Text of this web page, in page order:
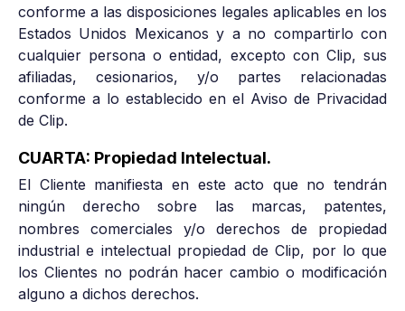
conforme a las disposiciones legales aplicables en los
Estados Unidos Mexicanos y a no compartirlo con
cualquier persona o entidad, excepto con Clip, sus
afiliadas, cesionarios, y/o partes relacionadas
conforme a lo establecido en el Aviso de Privacidad
de Clip.
CUARTA: Propiedad Intelectual.
El Cliente manifiesta en este acto que no tendrán
ningún derecho sobre las marcas, patentes,
nombres comerciales y/o derechos de propiedad
industrial e intelectual propiedad de Clip, por lo que
los Clientes no podrán hacer cambio o modificación
alguno a dichos derechos.